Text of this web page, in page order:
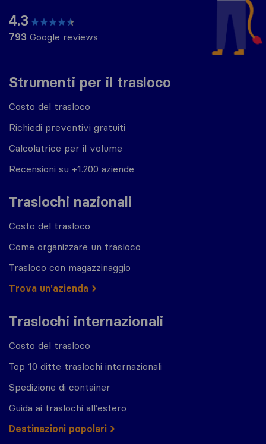
Strumenti per il trasloco
Costo del trasloco
Richiedi preventivi gratuiti
Calcolatrice per il volume
Recensioni su +1.200 aziende
Traslochi nazionali
Costo del trasloco
Come organizzare un trasloco
Trasloco con magazzinaggio
Trova un'azienda
Traslochi internazionali
Costo del trasloco
Top 10 ditte traslochi internazionali
Spedizione di container
Guida ai traslochi all’estero
Destinazioni popolari
4.3
793 Google reviews